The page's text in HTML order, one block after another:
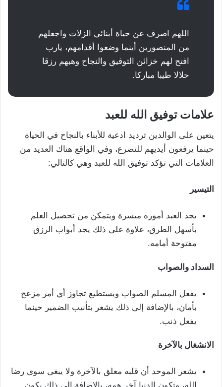
اللهم اصرف عن حياة أبنائي الزلات واجعلهم
من المنصورين أينما وضعوا أقدامهم، يارب
افتح لهم خزائن التوفيق والنجاح وهبهم رزقا
حلالا طيبا مباركا.
علامات توفيق الله للعبد
يتعين على الوالدين ترديد ادعية للأبناء بالنجاح في الحياة
حينما يرفعون أيديهم للتضرع، وفي الواقع هناك العديد من
العلامات التي تؤكد توفيق الله للعبد وهي كالتالي:
التيسير
يجد العبد أموره ميسرة ويتمكن من تحصيل العلم
بأسهل الطرق، علاوة على ذلك يجد أبواب الرزق
مفتوحة أمامه.
السداد والصواب
يفعل المسلم الصواب ويستطيع تجاوز أي أمر مزعج
بأمان، بالإضافة إلى ذلك يشعر بتأنيب الضمير حينما
يفعل ذنب.
الانشغال بالآخرة
يشعر الموحد أن قلبه معلق بالآخرة ولا يبغى سوى رضا